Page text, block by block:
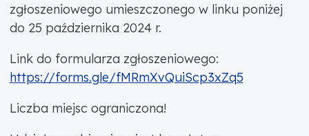
zgłoszeniowego umieszczonego w linku poniżej
do 25 października 2024 r.
Link do formularza zgłoszeniowego:
https://forms.gle/fMRmXvQuiScp3xZq5
Liczba miejsc ograniczona!